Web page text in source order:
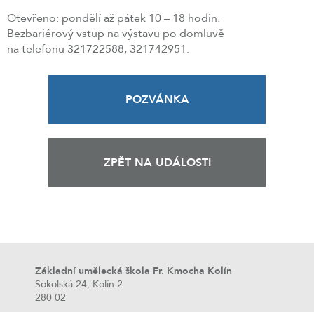
Otevřeno: pondělí až pátek 10 – 18 hodin.
Bezbariérový vstup na výstavu po domluvě
na telefonu 321722588, 321742951.
POZVÁNKA
ZPĚT NA UDÁLOSTI
Základní umělecká škola Fr. Kmocha Kolín
Sokolská 24, Kolín 2
280 02